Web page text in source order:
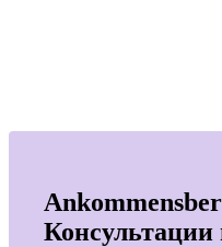
Консультации